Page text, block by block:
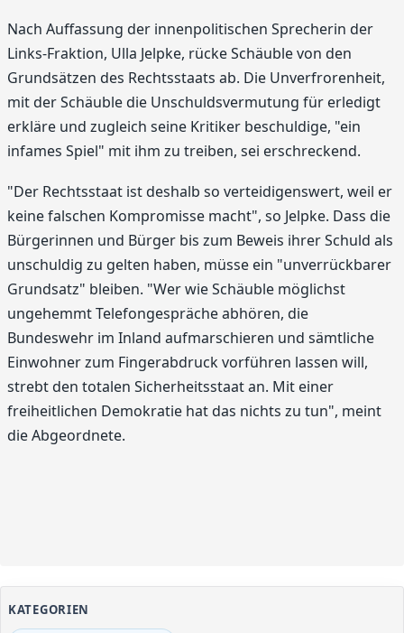
Nach Auffassung der innenpolitischen Sprecherin der
Links-Fraktion, Ulla Jelpke, rücke Schäuble von den
Grundsätzen des Rechtsstaats ab. Die Unverfrorenheit,
mit der Schäuble die Unschuldsvermutung für erledigt
erkläre und zugleich seine Kritiker beschuldige, "ein
infames Spiel" mit ihm zu treiben, sei erschreckend.
"Der Rechtsstaat ist deshalb so verteidigenswert, weil er
keine falschen Kompromisse macht", so Jelpke. Dass die
Bürgerinnen und Bürger bis zum Beweis ihrer Schuld als
unschuldig zu gelten haben, müsse ein "unverrückbarer
Grundsatz" bleiben. "Wer wie Schäuble möglichst
ungehemmt Telefongespräche abhören, die
Bundeswehr im Inland aufmarschieren und sämtliche
Einwohner zum Fingerabdruck vorführen lassen will,
strebt den totalen Sicherheitsstaat an. Mit einer
freiheitlichen Demokratie hat das nichts zu tun", meint
die Abgeordnete.
KATEGORIEN